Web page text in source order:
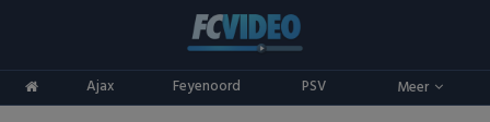
Ajax Feyenoord PSV Meer
ADO Den Haag
Competities